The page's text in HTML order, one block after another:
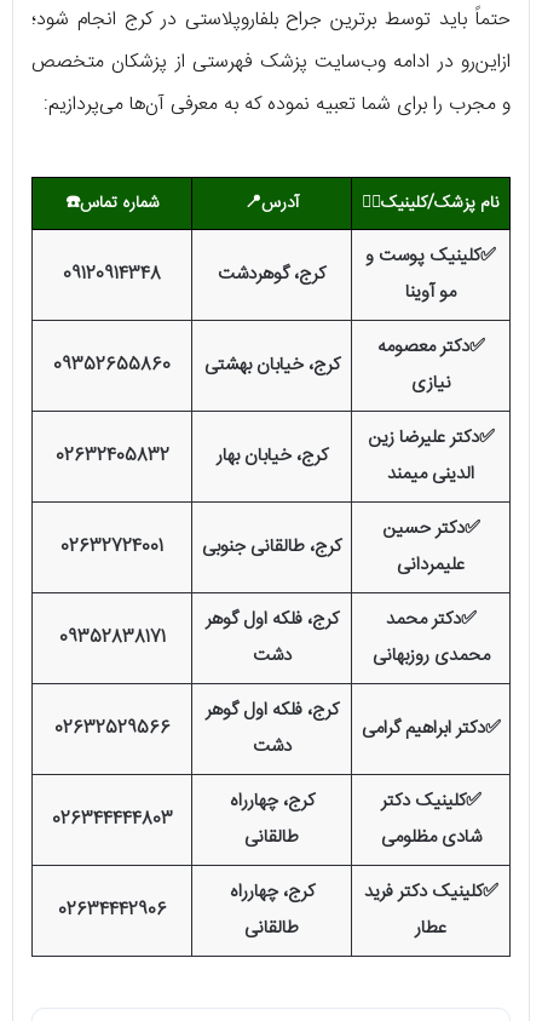
حتماً باید توسط برترین جراح بلفاروپلاستی در کرج انجام شود؛
ازاین‌رو در ادامه وب‌سایت پزشک فهرستی از پزشکان متخصص
و مجرب را برای شما تعبیه نموده که به معرفی آن‌ها می‌پردازیم:
نام پزشک/کلینیک👨‍⚕️ آدرس📍 شماره تماس☎️
✅کلینیک پوست و
مو آوینا
کرج، گوهردشت 09120914348
✅دکتر معصومه
نیازی
کرج، خیابان بهشتی 09352655860
✅دکتر علیرضا زین
الدینی میمند
کرج، خیابان بهار 02632405832
✅دکتر حسین
علیمردانی
کرج، طالقانی جنوبی 02632724001
✅دکتر محمد
محمدی روزبهانی
کرج، فلکه اول گوهر
دشت
09352838171
✅دکتر ابراهیم گرامی
کرج، فلکه اول گوهر
دشت
02632529566
✅کلینیک دکتر
شادی مظلومی
کرج، چهارراه
طالقانی
026344444803
✅کلینیک دکتر فرید
عطار
کرج، چهارراه
طالقانی
02634442906